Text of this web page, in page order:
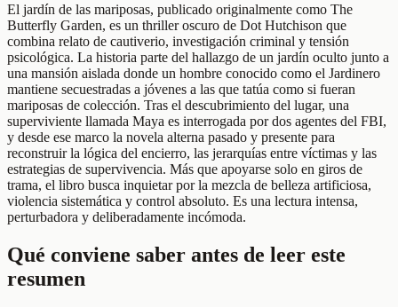
El jardín de las mariposas, publicado originalmente como The
Butterfly Garden, es un thriller oscuro de Dot Hutchison que
combina relato de cautiverio, investigación criminal y tensión
psicológica. La historia parte del hallazgo de un jardín oculto junto a
una mansión aislada donde un hombre conocido como el Jardinero
mantiene secuestradas a jóvenes a las que tatúa como si fueran
mariposas de colección. Tras el descubrimiento del lugar, una
superviviente llamada Maya es interrogada por dos agentes del FBI,
y desde ese marco la novela alterna pasado y presente para
reconstruir la lógica del encierro, las jerarquías entre víctimas y las
estrategias de supervivencia. Más que apoyarse solo en giros de
trama, el libro busca inquietar por la mezcla de belleza artificiosa,
violencia sistemática y control absoluto. Es una lectura intensa,
perturbadora y deliberadamente incómoda.
Qué conviene saber antes de leer este
resumen